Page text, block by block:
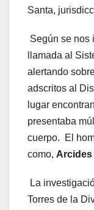
Santa,
Según se nos
llamada al
alertando
adscritos al
lugar
presentaba
cuerpo. El
como, Arcides
La
Torres de la